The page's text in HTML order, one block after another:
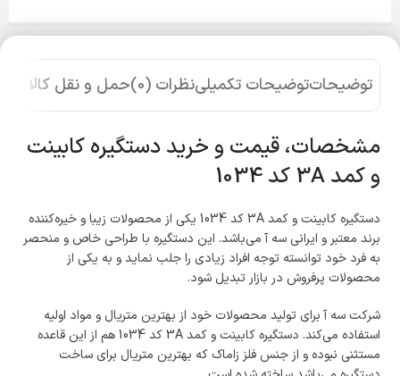
توضیحاتتوضیحات تکمیلینظرات (0) حمل و نقل کالا
مشخصات، قیمت و خرید دستگیره کابینت
و کمد 3A کد 1034
دستگیره کابینت و کمد 3A کد 1034 یکی از محصولات زیبا و خیره­‌کننده
برند معتبر و ایرانی سه آ می‌­باشد. این دستگیره با طراحی خاص و منحصر
به فرد خود توانسته توجه افراد زیادی را جلب نماید و به یکی از
محصولات پرفروش در بازار تبدیل شود.
شرکت سه آ برای تولید محصولات خود از بهترین متریال و مواد اولیه
استفاده می‌­کند. دستگیره کابینت و کمد 3A کد 1034 هم از این قاعده
مستثنی نبوده و از جنس فلز زاماک که بهترین متریال برای ساخت